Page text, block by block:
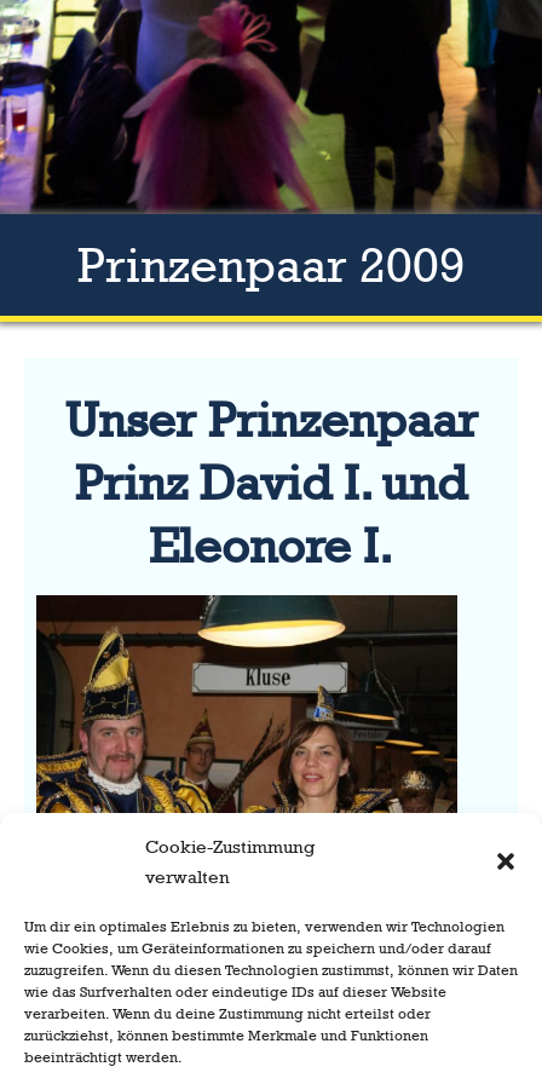
Cookie-Zustimmung
verwalten
Um dir ein optimales Erlebnis zu bieten, verwenden wir Technologien
wie Cookies, um Geräteinformationen zu speichern und/oder darauf
zuzugreifen. Wenn du diesen Technologien zustimmst, können wir Daten
wie das Surfverhalten oder eindeutige IDs auf dieser Website
verarbeiten. Wenn du deine Zustimmung nicht erteilst oder
zurückziehst, können bestimmte Merkmale und Funktionen
beeinträchtigt werden.
Prinzenpaar 2009
Unser Prinzenpaar
Prinz David I. und
Eleonore I.
David I.Traenkner &Eleonore I.
Traenkner